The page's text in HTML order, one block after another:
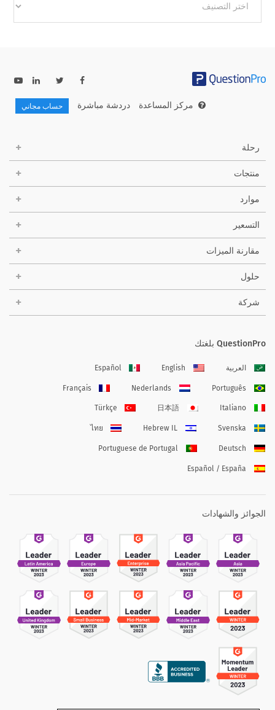
أخرى
مركز المساعدة دردشة مباشرة حساب مجاني
رحلة
منتجات
موارد
التسعير
مقارنة الميزات
حلول
شركة
QuestionPro بلغتك
العربية English
Español
Português
Nederlands
Français
Italiano
日本語
Türkçe
Svenska
Hebrew IL
ไทย
Deutsch
Portuguese de Portugal
Español / España
الجوائز والشهادات